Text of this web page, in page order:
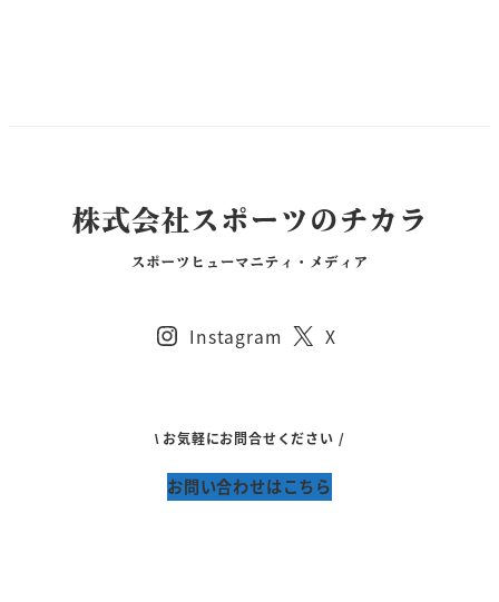
Instagram X
\ お気軽にお問合せください /
お問い合わせはこちら